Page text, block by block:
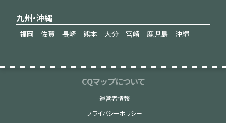
九州・沖縄
福岡 佐賀 長崎 熊本 大分 宮崎 鹿児島 沖縄
CQマップについて
運営者情報
プライバシーポリシー